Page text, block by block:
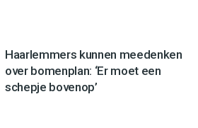
Haarlemmers kunnen meedenken
over bomenplan: ‘Er moet een
schepje bovenop’